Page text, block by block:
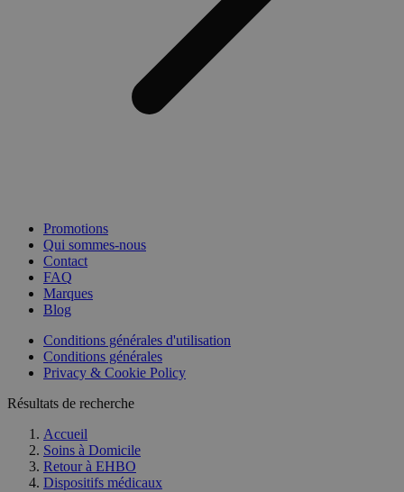
Promotions
Qui sommes-nous
Contact
FAQ
Marques
Blog
Conditions générales d'utilisation
Conditions générales
Privacy & Cookie Policy
Résultats de recherche
Accueil
Soins à Domicile
Retour à EHBO
Dispositifs médicaux